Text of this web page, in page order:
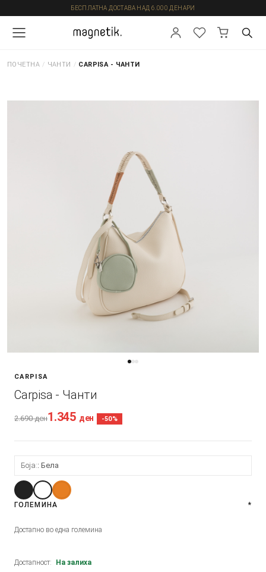
БЕСПЛАТНА ДОСТАВА НАД 6.000 ДЕНАРИ
ПОЧЕТНА / ЧАНТИ / CARPISA - ЧАНТИ
CARPISA
Carpisa - Чанти
2.690ден1.345 ден -50%
Боја: Бела
ГОЛЕМИНА *
Достапно во една големина
Достапност: На залиха